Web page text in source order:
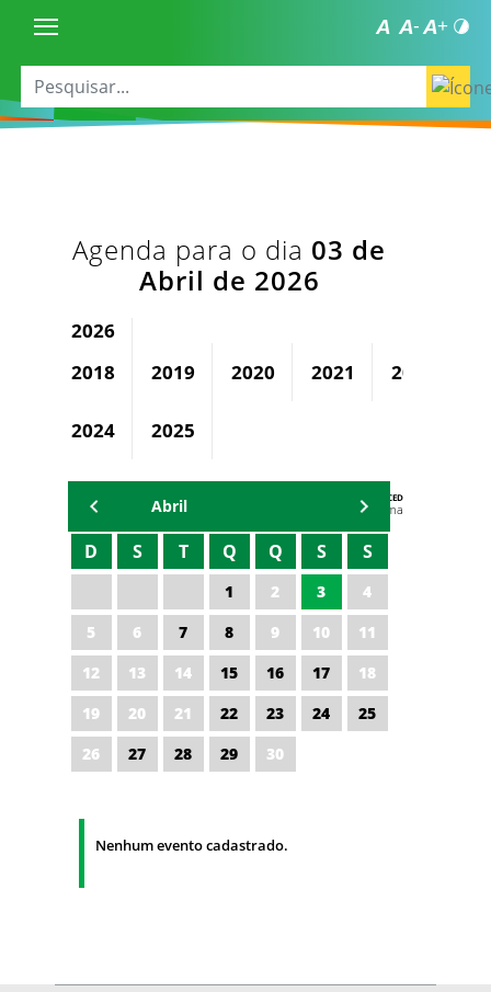
Agenda para o dia 03 de
Abril de 2026
2026
2018
2019 2020 2021 2022
2024 2025
AGENDA DA CODED/CED
Vagna Lima
Abril
D S T Q Q S S
1 2 3
4
5
6 7 8 9 10
11
12
13 14 15 16 17
18
19
20 21 22 23 24
25
26
27 28 29 30
Nenhum evento cadastrado.